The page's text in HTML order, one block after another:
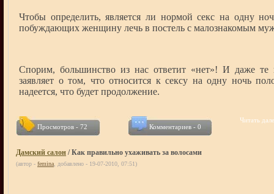
Чтобы определить, является ли нормой секс на одну
побуждающих женщину лечь в постель с малознакомым
Спорим, большинство из нас ответит «нет»! И даже
заявляет о том, что относится к сексу на одну ночь
надеется, что будет продолжение.
Просмотров - 72 Комментариев - 0
Читать
Дамский салон / Как правильно ухаживать за волосами
(автор - femina , добавлено - 19-07-2010, 07:51)